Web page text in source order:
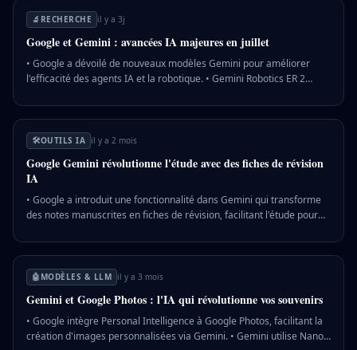
diminuant la consommation de ressources. 💡 Pourquoi c'est
important : Cela démocratise l'accès à l'IA avancée, permettant des
🔬 RECHERCHE il y a 3j
Google et Gemini : avancées IA majeures en juillet
• Google a dévoilé de nouveaux modèles Gemini pour améliorer
l'efficacité des agents IA et la robotique. • Gemini Robotics ER 2
physique. • Les nouvelles fonctionnalités Android facilitent la
migration et l'intégration des données utilisateurs. 💡 Pourquoi c'est
important : Ces innovations renforcent la position de Google dans le
société.
🛠️OUTILS IA il y a 2 mois
Google Gemini révolutionne l'étude avec des fiches de révision
IA
• Google a introduit une fonctionnalité dans Gemini qui transforme
des notes manuscrites en fiches de révision, facilitant l'étude pour
importation dans Gemini, et l'utilisation d'un prompt pour créer des
guides de révision. • Cette innovation s'inscrit dans la compétition
entre Google et OpenAI, qui propose des outils similaires pour
avancée renforce la position de Google dans le secteur éducatif
numérique, face à la concurrence croissante d'OpenAI.
🤖 MODÈLES & LLM il y a 3 mois
Gemini et Google Photos : l'IA qui révolutionne vos souvenirs
• Google intègre Personal Intelligence à Google Photos, facilitant la
création d'images personnalisées via Gemini. • Gemini utilise Nano